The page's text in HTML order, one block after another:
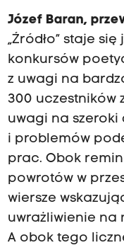
Józef Baran,
„Źródło” staje
konkursów
z uwagi na
300 uczestników
uwagi na
i problemów
prac. Obok
powrotów w
wiersze
uwrażliwienie na
A obok tego